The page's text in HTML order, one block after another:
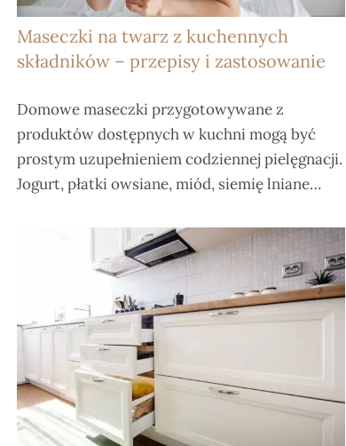
Maseczki na twarz z kuchennych
składników – przepisy i zastosowanie
Domowe maseczki przygotowywane z
produktów dostępnych w kuchni mogą być
prostym uzupełnieniem codziennej pielęgnacji.
Jogurt, płatki owsiane, miód, siemię lniane…